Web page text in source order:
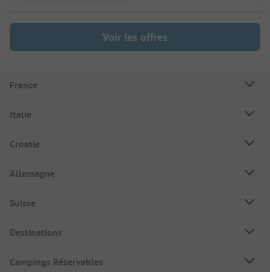
Voir les offres
France
Italie
Croatie
Allemagne
Suisse
Destinations
Campings Réservables